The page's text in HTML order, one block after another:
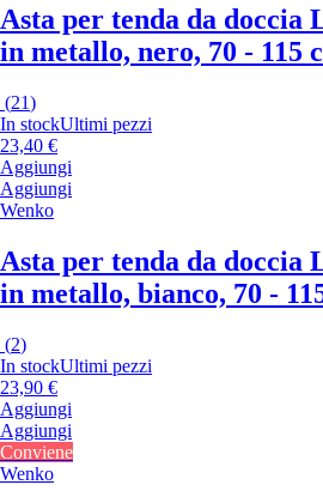
Asta per tenda da doccia
in metallo, nero, 70 - 115
(21)
In stockUltimi pezzi
23,40 €
Aggiungi
Aggiungi
Wenko
Asta per tenda da doccia
in metallo, bianco, 70 -
(2)
In stockUltimi pezzi
23,90 €
Aggiungi
Aggiungi
Conviene
Wenko